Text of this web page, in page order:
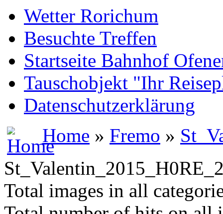
Wetter Rorichum
Besuchte Treffen
Startseite Bahnhof
Tauschobjekt "Ihr
Datenschutzerklärung
Home » Fremo »
Total images in all